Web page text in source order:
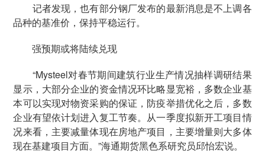
记者发现，也有部分钢厂发布的最新消息是不上调各
品种的基准价，保持平稳运行。
强预期或将陆续兑现
“Mysteel对春节期间建筑行业生产情况抽样调研结果
显示，大部分企业的资金情况环比略显宽裕，多数企业基
本可以实现对物资采购的保证，防疫举措优化之后，多数
企业有望依计划进入复工节奏。从一季度拟新开工项目情
况来看，主要减量体现在房地产项目，主要增量则大多体
现在基建项目方面。”海通期货黑色系研究员邱怡宏说。